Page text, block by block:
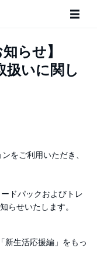
らせ】
扱いに関し
をご利用いただき、
ドパックおよびトレ
らせいたします。
生活応援編」をもっ